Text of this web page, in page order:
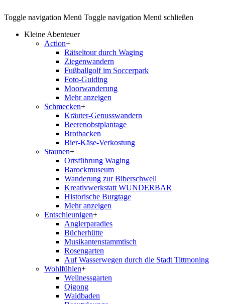
Toggle navigation Menü Toggle navigation Menü schließen
Kleine Abenteuer
Action+
Rätseltour durch Waging
Ziegenwandern
Fußballgolf im Soccerpark
Foto-Guiding
Moorwanderung
Mehr anzeigen
Schmecken+
Kräuter-Genusswandern
Beerenobstplantage
Brotbacken
Bier-Käse-Verkostung
Staunen+
Ortsführung Waging
Barockmuseum
Wanderung zur Biberschwell
Kreativwerkstatt WUNDERBAR
Historische Burgtage
Mehr anzeigen
Entschleunigen+
Anglerparadies
Bücherhütte
Musikantenstammtisch
Rosengarten
Auf Wasserwegen durch die Stadt Tittmoning
Wohlfühlen+
Wellnessgarten
Qigong
Waldbaden